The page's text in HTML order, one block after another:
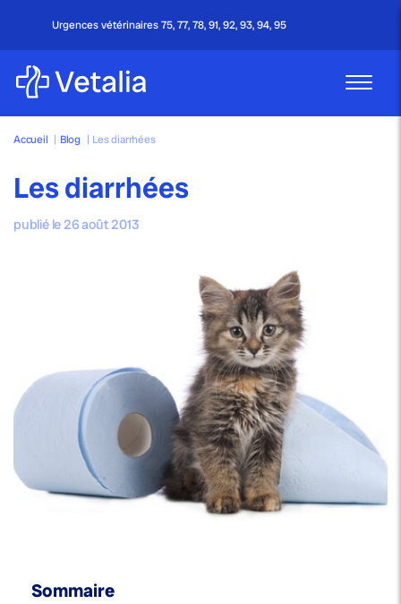
91, 92, 93, 94, 95 Appel gratuit - 24h/24 &
Accueil | Blog | Les diarrhées
Sommaire
Les diarrhées
publié le 26 août 2013